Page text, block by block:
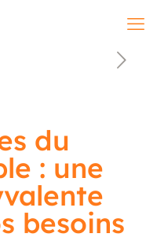
du
: une
besoins